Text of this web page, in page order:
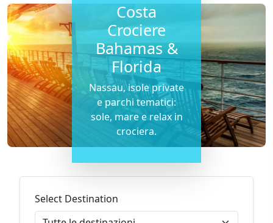
Costa
Crociere
Bahamas &
Florida
Nassau, isole private
e parchi tematici:
sole, mare e relax in
crociera.
Select Destination